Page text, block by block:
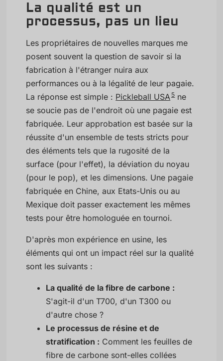
La qualité est un
processus, pas un lieu
Les propriétaires de nouvelles marques me
posent souvent la question de savoir si la
fabrication à l'étranger nuira aux
performances ou à la légalité de leur pagaie.
La réponse est simple : Pickleball USA 5ne
se soucie pas de l'endroit où une pagaie est
fabriquée. Leur approbation est basée sur la
réussite d'un ensemble de tests stricts pour
des éléments tels que la rugosité de la
surface (pour l'effet), la déviation du noyau
(pour le pop), et les dimensions. Une pagaie
fabriquée en Chine, aux Etats-Unis ou au
Mexique doit passer exactement les mêmes
tests pour être homologuée en tournoi.
D'après mon expérience en usine, les
éléments qui ont un impact réel sur la qualité
sont les suivants :
La qualité de la fibre de carbone :
S'agit-il d'un T700, d'un T300 ou
d'autre chose ?
Le processus de résine et de
stratification : Comment les feuilles de
fibre de carbone sont-elles collées